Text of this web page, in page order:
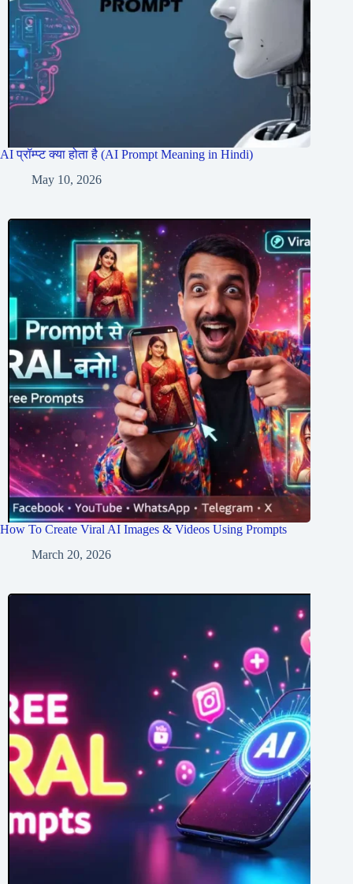
AI प्रॉम्प्ट क्या होता है (AI Prompt Meaning in Hindi)
May 10, 2026
How To Create Viral AI Images & Videos Using Prompts
March 20, 2026